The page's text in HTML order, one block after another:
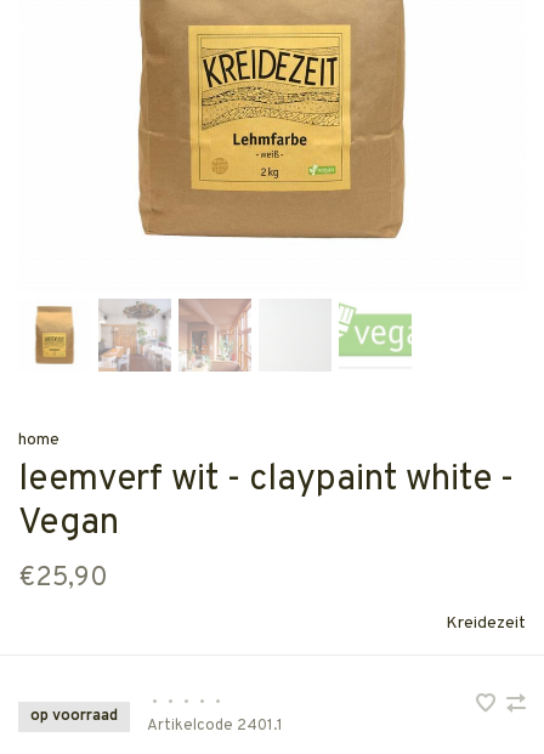
home
leemverf wit - claypaint white -
Vegan
€25,90
Kreidezeit
op voorraad
• • • •
•
Artikelcode 2401.1